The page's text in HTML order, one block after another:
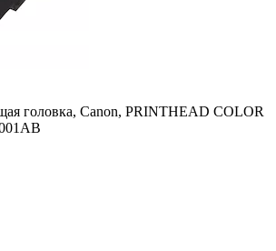
головка, Canon, PRINTHEAD COLOR